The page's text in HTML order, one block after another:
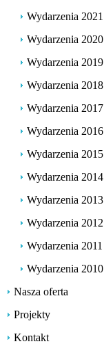
Wydarzenia 2021
Wydarzenia 2020
Wydarzenia 2019
Wydarzenia 2018
Wydarzenia 2017
Wydarzenia 2016
Wydarzenia 2015
Wydarzenia 2014
Wydarzenia 2013
Wydarzenia 2012
Wydarzenia 2011
Wydarzenia 2010
Nasza oferta
Projekty
Kontakt